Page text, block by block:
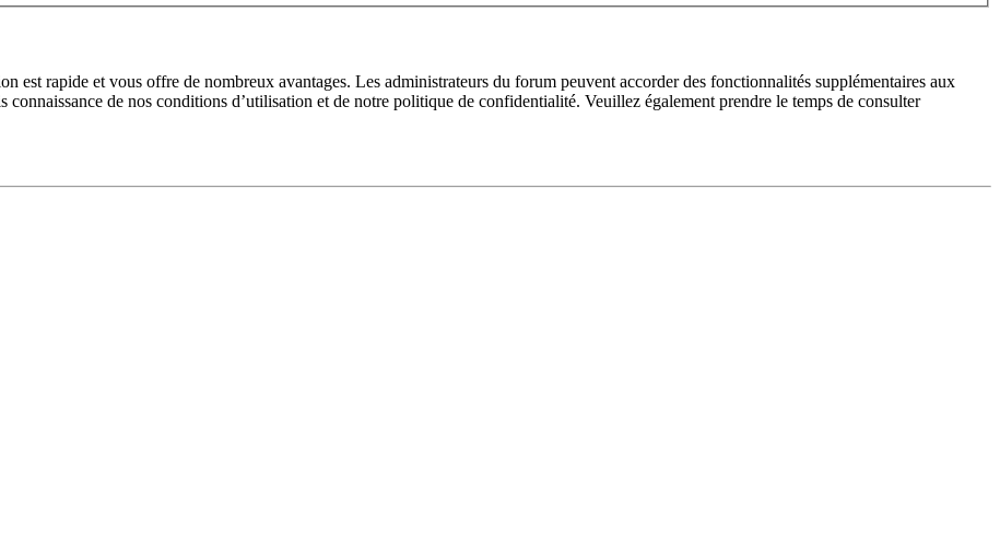
est rapide et vous offre de nombreux avantages. Les administrateurs du forum peuvent accorder des fonctionnalités supplémentaires aux
de nos conditions d’utilisation et de notre politique de confidentialité. Veuillez également prendre le temps de consulter